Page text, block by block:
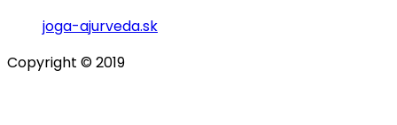
joga-ajurveda.sk
Copyright © 2019